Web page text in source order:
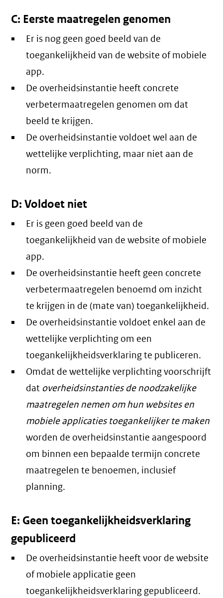
C: Eerste maatregelen genomen
Er is nog geen goed beeld van de
toegankelijkheid van de website of mobiele
app.
De overheidsinstantie heeft concrete
verbetermaatregelen genomen om dat
beeld te krijgen.
De overheidsinstantie voldoet wel aan de
wettelijke verplichting, maar niet aan de
norm.
D: Voldoet niet
Er is geen goed beeld van de
toegankelijkheid van de website of mobiele
app.
De overheidsinstantie heeft geen concrete
verbetermaatregelen benoemd om inzicht
te krijgen in de (mate van) toegankelijkheid.
De overheidsinstantie voldoet enkel aan de
wettelijke verplichting om een
toegankelijkheidsverklaring te publiceren.
Omdat de wettelijke verplichting voorschrijft
dat overheidsinstanties de noodzakelijke
maatregelen nemen om hun websites en
mobiele applicaties toegankelijker te maken
worden de overheidsinstantie aangespoord
om binnen een bepaalde termijn concrete
maatregelen te benoemen, inclusief
planning.
E: Geen toegankelijkheidsverklaring
gepubliceerd
De overheidsinstantie heeft voor de website
of mobiele applicatie geen
toegankelijkheidsverklaring gepubliceerd.